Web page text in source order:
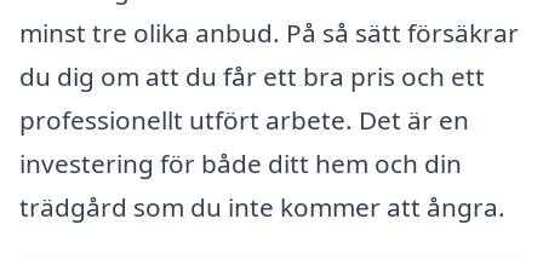
minst tre olika anbud. På så sätt försäkrar
du dig om att du får ett bra pris och ett
professionellt utfört arbete. Det är en
investering för både ditt hem och din
trädgård som du inte kommer att ångra.